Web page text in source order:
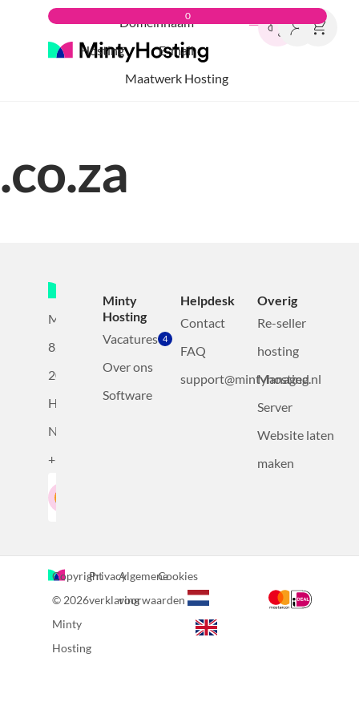
Domeinnaam
Hosting
E-mail
Maatwerk Hosting
0
.co.za
Mollerusweg
82
2031BZ
Haarlem,
Nederland
+31232305815
Minty
Hosting
Vacatures 4
Over ons
Software
Helpdesk
Contact
FAQ
support@mintyhosting.nl
Overig
Re-seller
hosting
Managed
Server
Website laten
maken
Copyright
© 2026
Minty
Hosting
Privacy
verklaring
Algemene
voorwaarden
Cookies